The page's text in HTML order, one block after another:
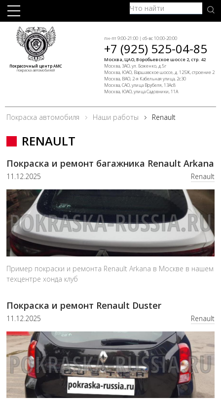
Покрасочный центр АМС
покраска автомобилей
пн-пт 9:00-21:00 | сб-вс 10:00-20:00
+7 (925) 525-04-85
Москва, ЦАО, Воробьевское шоссе 2, стр. 42
Москва, ЗАО, ул. Боженко, д.5г
Москва, ЮАО, Варшавское шоссе, д. 125Ж, строение 2
Москва, ВАО, 2-я Кабельная улица, 2с30
Москва, САО, улица Врубеля, 13Ас8
Москва, ЮАО, улица Садовники, 11А
Покраска автомобиля Наши работы Renault
RENAULT
Покраска и ремонт багажника Renault Arkana
11.12.2025 Renault
Пример покраски и ремонта Renault Arkana в Москве в нашем
техцентре хонда клуб
Покраска и ремонт Renault Duster
11.12.2025 Renault